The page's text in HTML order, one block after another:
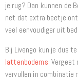
je rug? Dan kunnen de
net dat extra beetje
veel eenvoudiger uit bed.
Bij Livengo kun je dus
lattenbodems. Vergeet
vervullen in combinatie